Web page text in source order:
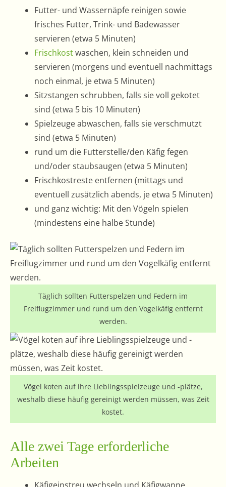
Futter- und Wassernäpfe reinigen sowie
frisches Futter, Trink- und Badewasser
servieren (etwa 5 Minuten)
Frischkostwaschen, klein schneiden und
servieren (morgens und eventuell nachmittags
noch einmal, je etwa 5 Minuten)
Sitzstangen schrubben, falls sie voll gekotet
sind (etwa 5 bis 10 Minuten)
Spielzeuge abwaschen, falls sie verschmutzt
sind (etwa 5 Minuten)
rund um die Futterstelle/den Käfig fegen
und/oder staubsaugen (etwa 5 Minuten)
Frischkostreste entfernen (mittags und
eventuell zusätzlich abends, je etwa 5 Minuten)
und ganz wichtig: Mit den Vögeln spielen
(mindestens eine halbe Stunde)
Täglich sollten Futterspelzen und Federn im
Freiflugzimmer und rund um den Vogelkäfig entfernt
werden.
Vögel koten auf ihre Lieblingsspielzeuge und -plätze,
weshalb diese häufig gereinigt werden müssen, was Zeit
kostet.
Alle zwei Tage erforderliche
Arbeiten